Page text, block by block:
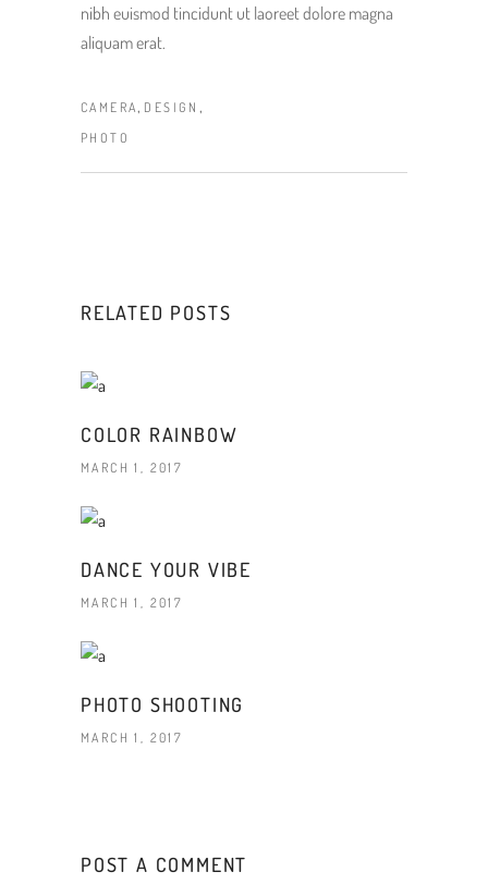
nibh euismod tincidunt ut laoreet dolore magna
aliquam erat.
CAMERA , DESIGN ,
PHOTO
RELATED POSTS
COLOR RAINBOW
MARCH 1, 2017
DANCE YOUR VIBE
MARCH 1, 2017
PHOTO SHOOTING
MARCH 1, 2017
POST A COMMENT